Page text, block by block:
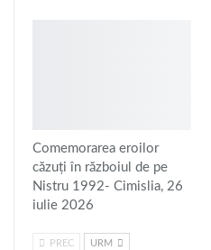
Comemorarea eroilor
căzuți în războiul de pe
Nistru 1992- Cimislia, 26
iulie 2026
PREC URM